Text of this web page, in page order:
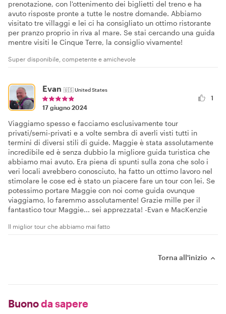
prenotazione, con l'ottenimento dei biglietti del treno e ha
avuto risposte pronte a tutte le nostre domande. Abbiamo
visitato tre villaggi e lei ci ha consigliato un ottimo ristorante
per pranzo proprio in riva al mare. Se stai cercando una guida
mentre visiti le Cinque Terre, la consiglio vivamente!
Super disponibile, competente e amichevole
Evan 🇺🇸United States
17 giugno 2024
1
Viaggiamo spesso e facciamo esclusivamente tour
privati/semi-privati e a volte sembra di averli visti tutti in
termini di diversi stili di guide. Maggie è stata assolutamente
incredibile ed è senza dubbio la migliore guida turistica che
abbiamo mai avuto. Era piena di spunti sulla zona che solo i
veri locali avrebbero conosciuto, ha fatto un ottimo lavoro nel
stimolare le cose ed è stato un piacere fare un tour con lei. Se
potessimo portare Maggie con noi come guida ovunque
viaggiamo, lo faremmo assolutamente! Grazie mille per il
fantastico tour Maggie... sei apprezzata! -Evan e MacKenzie
Il miglior tour che abbiamo mai fatto
Torna all'inizio
Buonoda sapere